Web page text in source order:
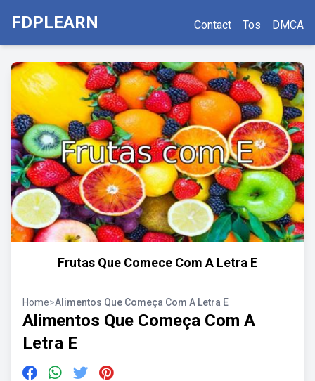
FDPLEARN Contact Tos DMCA
Frutas Que Comece Com A Letra E
Home>Alimentos Que Começa Com A Letra E
Alimentos Que Começa Com A
Letra E